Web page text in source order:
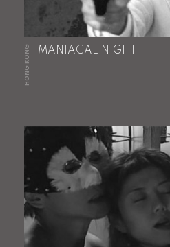
HONG KONG MANIACAL NIGHT